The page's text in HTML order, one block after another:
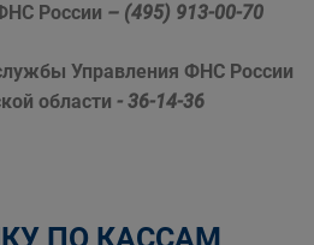
России – (495) 913-00-70
Управления ФНС России
области - 36-14-36